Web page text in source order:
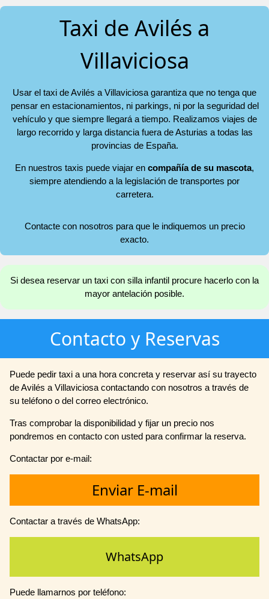
Taxi de Avilés a
Villaviciosa
Usar el taxi de Avilés a Villaviciosa garantiza que no tenga que
pensar en estacionamientos, ni parkings, ni por la seguridad del
vehículo y que siempre llegará a tiempo. Realizamos viajes de
largo recorrido y larga distancia fuera de Asturias a todas las
provincias de España.
En nuestros taxis puede viajar en compañía de su mascota,
siempre atendiendo a la legislación de transportes por
carretera.
Contacte con nosotros para que le indiquemos un precio
exacto.
Si desea reservar un taxi con silla infantil procure hacerlo con la
mayor antelación posible.
Contacto y Reservas
Puede pedir taxi a una hora concreta y reservar así su trayecto
de Avilés a Villaviciosa contactando con nosotros a través de
su teléfono o del correo electrónico.
Tras comprobar la disponibilidad y fijar un precio nos
pondremos en contacto con usted para confirmar la reserva.
Contactar por e-mail:
Enviar E-mail
Contactar a través de WhatsApp:
WhatsApp
Puede llamarnos por teléfono: